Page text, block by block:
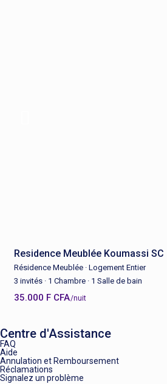
Residence Meublée Koumassi SC
Résidence Meublée · Logement Entier
3 invités · 1 Chambre · 1 Salle de bain
35.000 F CFA/nuit
Centre d'Assistance
FAQ
Aide
Annulation et Remboursement
Réclamations
Signalez un problème